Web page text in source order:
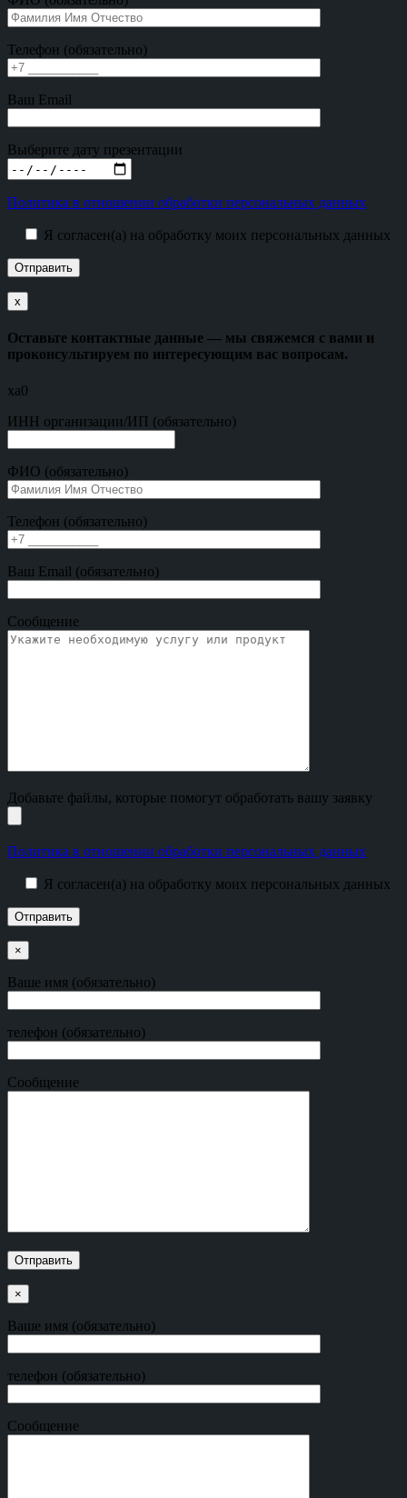
Телефон (обязательно)
Ваш Email
Выберите дату презентации
Политика в отношении обработки персональных данных
Я согласен(а) на обработку моих персональных данных
х
Оставьте контактные данные — мы свяжемся с вами и
проконсультируем по интересующим вас вопросам.
xa0
ИНН организации/ИП (обязательно)
ФИО (обязательно)
Телефон (обязательно)
Ваш Email (обязательно)
Сообщение
Добавьте файлы, которые помогут обработать вашу заявку
Политика в отношении обработки персональных данных
Я согласен(а) на обработку моих персональных данных
×
Ваше имя (обязательно)
телефон (обязательно)
Сообщение
×
Ваше имя (обязательно)
телефон (обязательно)
Сообщение